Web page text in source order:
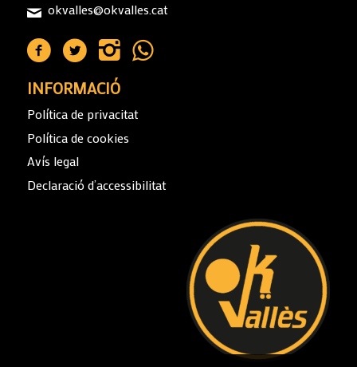
okvalles@okvalles.cat
INFORMACIÓ
Política de privacitat
Política de cookies
Avís legal
Declaració d’accessibilitat